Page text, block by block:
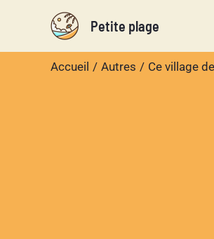
contenu
Petite plage
Accueil Autres Ce village